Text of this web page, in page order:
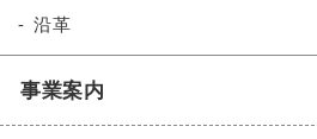
沿革
事業案内